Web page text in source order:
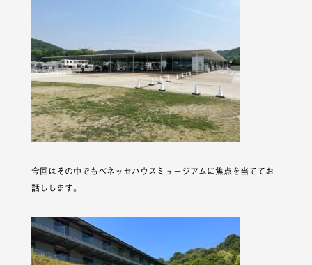
今回はその中でもベネッセハウスミュージアムに焦点を当ててお
話しします。